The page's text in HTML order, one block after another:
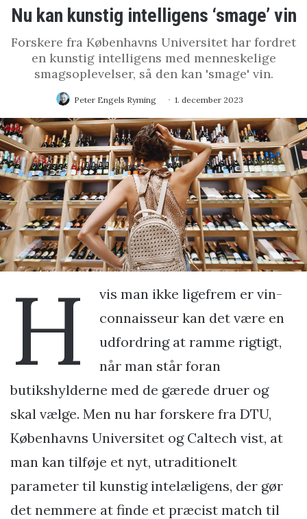
Nu kan kunstig intelligens ‘smage’ vin
Forskere fra Københavns Universitet har fordret
en kunstig intelligens med menneskelige
smagsoplevelser, så den kan 'smage' vin.
Peter Engels Ryming 1. december 2023
H
vis man ikke ligefrem er vin-
connaisseur kan det være en
udfordring at ramme rigtigt,
når man står foran
butikshylderne med de gærede druer og
skal vælge. Men nu har forskere fra DTU,
Københavns Universitet og Caltech vist, at
man kan tilføje et nyt, utraditionelt
parameter til kunstig intelæligens, der gør
det nemmere at finde et præcist match til